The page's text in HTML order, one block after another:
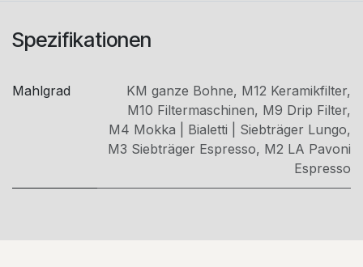
Spezifikationen
Mahlgrad KM ganze Bohne, M12 Keramikfilter,
M10 Filtermaschinen, M9 Drip Filter,
M4 Mokka | Bialetti | Siebträger Lungo,
M3 Siebträger Espresso, M2 LA Pavoni
Espresso